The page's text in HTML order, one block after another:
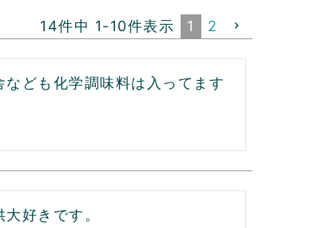
14件中 1-10件表示 1 2
ども化学調味料は入ってます
好きです。